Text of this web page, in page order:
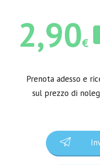
2,90€
Prenota adesso e
sul prezzo di